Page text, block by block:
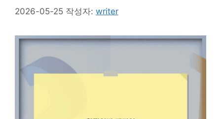
2026-05-25 작성자: writer